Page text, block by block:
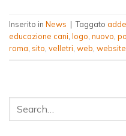
Inserito in News | Taggato
educazione cani logo nuovo
roma sito velletri web website